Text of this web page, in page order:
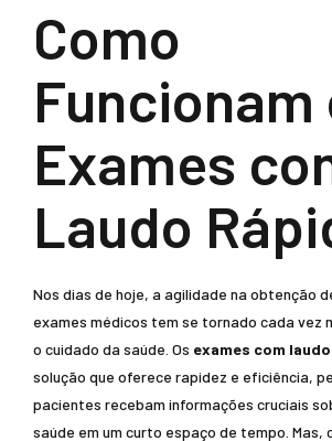
Como
Funcionam
Exames
Laudo
Nos dias de hoje, a agilidade na obtenção
exames médicos tem se tornado cada vez
o cuidado da saúde. Os exames com
solução que oferece rapidez e eficiência,
pacientes recebam informações cruciais
saúde em um curto espaço de tempo. Mas,